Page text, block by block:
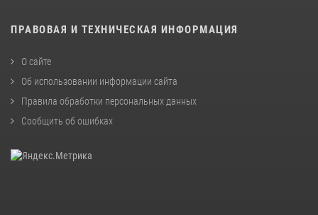
ПРАВОВАЯ И ТЕХНИЧЕСКАЯ ИНФОРМАЦИЯ
О сайте
Об использовании информации сайта
Правила обработки персональных данных
Сообщить об ошибках